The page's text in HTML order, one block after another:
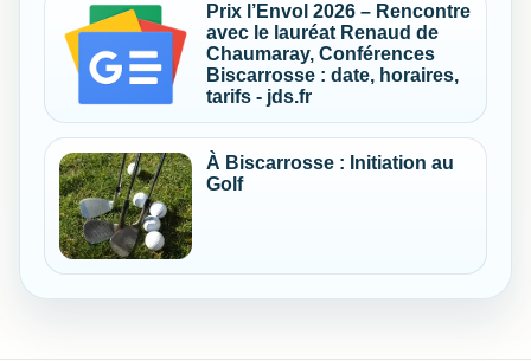
Prix l’Envol 2026 – Rencontre
avec le lauréat Renaud de
Chaumaray, Conférences
Biscarrosse : date, horaires,
tarifs - jds.fr
À Biscarrosse : Initiation au
Golf